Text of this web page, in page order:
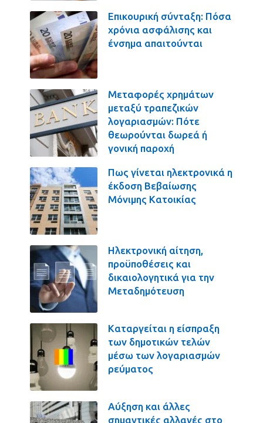
Επικουρική σύνταξη: Πόσα
χρόνια ασφάλισης και
ένσημα απαιτούνται
Μεταφορές χρημάτων
μεταξύ τραπεζικών
λογαριασμών: Πότε
θεωρούνται δωρεά ή
γονική παροχή
Πως γίνεται ηλεκτρονικά η
έκδοση Βεβαίωσης
Μόνιμης Κατοικίας
Ηλεκτρονική αίτηση,
προϋποθέσεις και
δικαιολογητικά για την
Μεταδημότευση
Καταργείται η είσπραξη
των δημοτικών τελών
μέσω των λογαριασμών
ρεύματος
Αύξηση και άλλες
σημαντικές αλλαγές στο